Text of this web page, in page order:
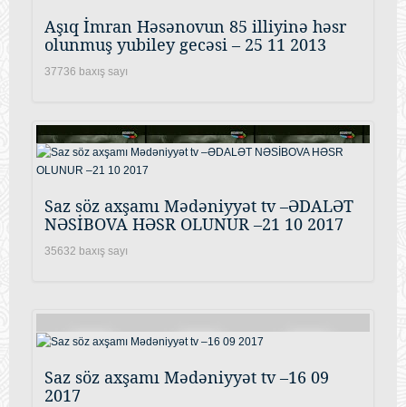
Aşıq İmran Həsənovun 85 illiyinə həsr
olunmuş yubiley gecəsi – 25 11 2013
37736 baxış sayı
Saz söz axşamı Mədəniyyət tv –ƏDALƏT
NƏSİBOVA HƏSR OLUNUR –21 10 2017
35632 baxış sayı
Saz söz axşamı Mədəniyyət tv –16 09
2017